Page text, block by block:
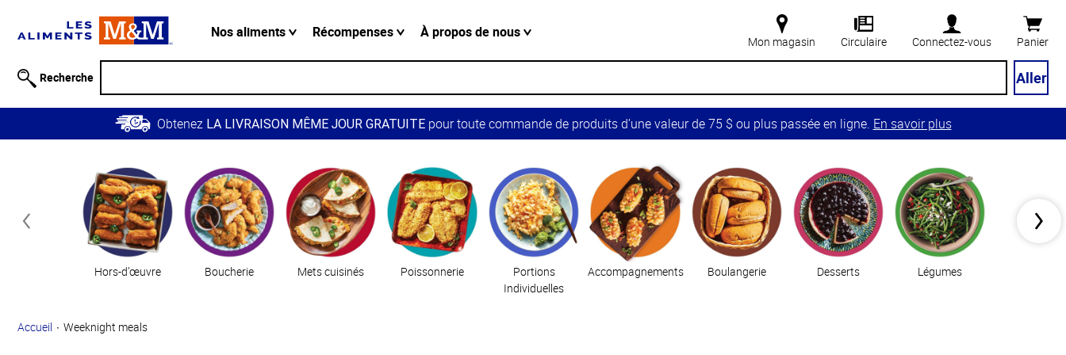
relative à
Passer
contenu
Retour à
Nos aliments Récompenses À propos de nous
Mon magasin Circulaire Connectez-vous Panier
Recherche Aller
Obtenez LA LIVRAISON MÊME JOUR GRATUITEpour toute commande de produits d’une valeur de 75 $ ou plus passée en ligne. En savoir plus
Catégories
Hors-d’œuvre Boucherie Mets cuisinés Poissonnerie
Portions
Individuelles
Accompagnements Boulangerie Desserts Légumes
Accueil Weeknight meals